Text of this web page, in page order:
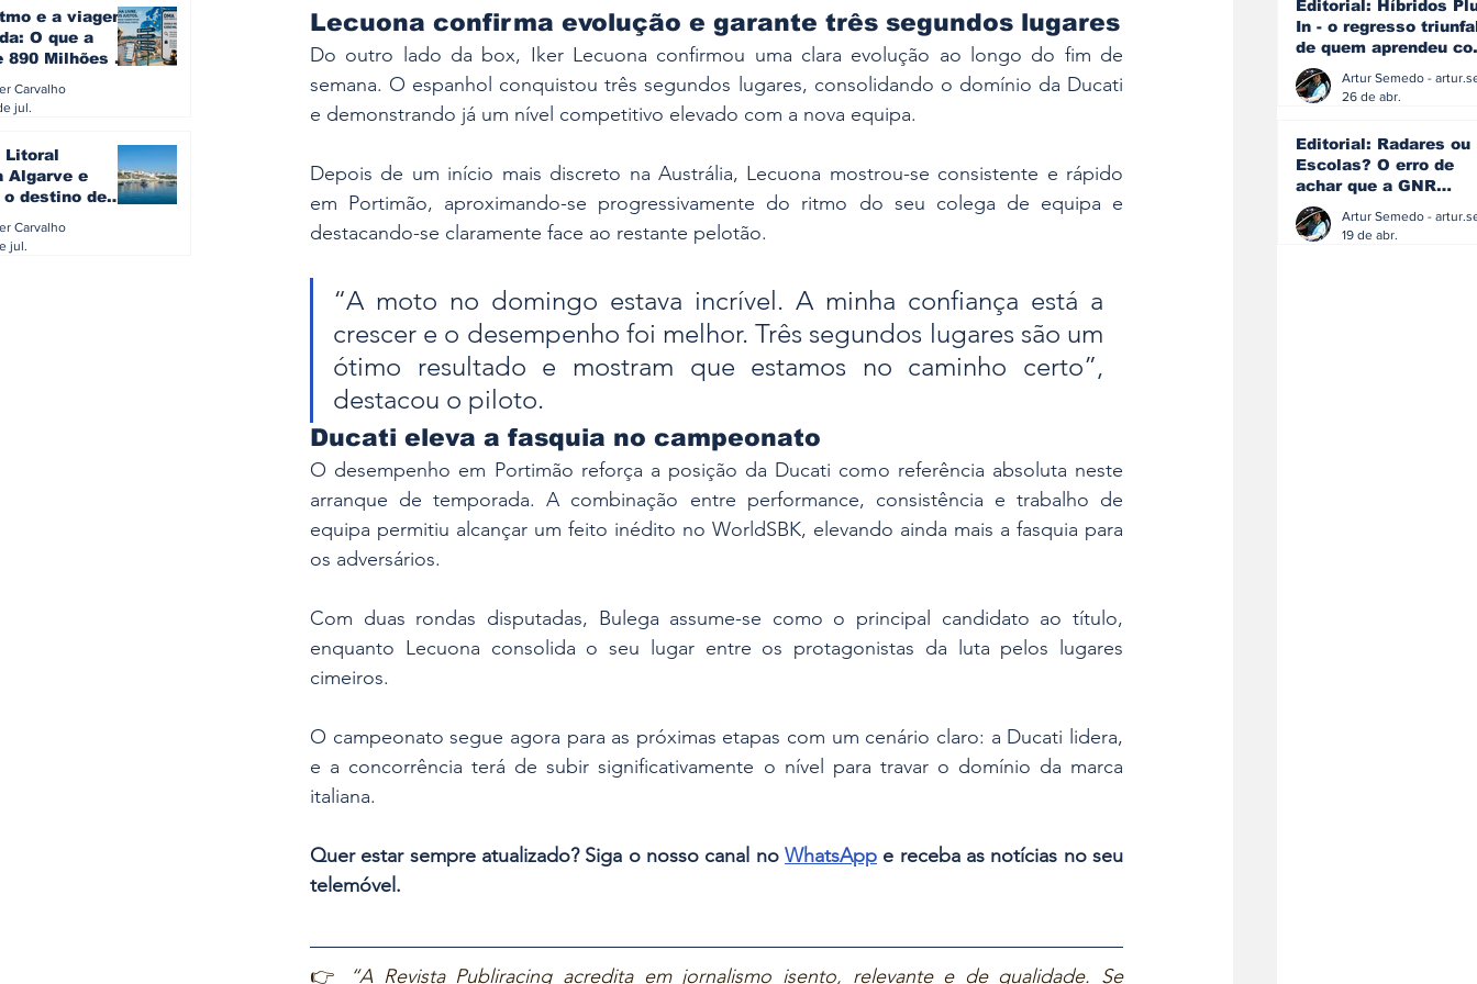
Lecuona confirma evolução e garante três segundos lugares
Do outro lado da box, Iker Lecuona confirmou uma clara evolução ao longo do fim de
semana. O espanhol conquistou três segundos lugares, consolidando o domínio da Ducati
e demonstrando já um nível competitivo elevado com a nova equipa.
Depois de um início mais discreto na Austrália, Lecuona mostrou-se consistente e rápido
em Portimão, aproximando-se progressivamente do ritmo do seu colega de equipa e
destacando-se claramente face ao restante pelotão.
“A moto no domingo estava incrível. A minha confiança está a
crescer e o desempenho foi melhor. Três segundos lugares são um
ótimo resultado e mostram que estamos no caminho certo”,
destacou o piloto.
Ducati eleva a fasquia no campeonato
O desempenho em Portimão reforça a posição da Ducati como referência absoluta neste
arranque de temporada. A combinação entre performance, consistência e trabalho de
equipa permitiu alcançar um feito inédito no WorldSBK, elevando ainda mais a fasquia para
os adversários.
Com duas rondas disputadas, Bulega assume-se como o principal candidato ao título,
enquanto Lecuona consolida o seu lugar entre os protagonistas da luta pelos lugares
cimeiros.
O campeonato segue agora para as próximas etapas com um cenário claro: a Ducati lidera,
e a concorrência terá de subir significativamente o nível para travar o domínio da marca
italiana.
Quer estar sempre atualizado? Siga o nosso canal no WhatsApp e receba as notícias no seu
telemóvel.
👉 “A Revista Publiracing acredita em jornalismo isento, relevante e de qualidade. Se
e a viagem
O que a
890 Milhões à
do turista na
Carvalho
jul.
Litoral
Algarve e
o destino de
Carvalho
jul.
Editorial: Híbridos
In - o regresso
de quem aprendeu
os erros do passado
26 de abr.
Editorial: Radares ou
Escolas? O erro de
achar que a GNR
resolve o que a
educação falhou
19 de abr.